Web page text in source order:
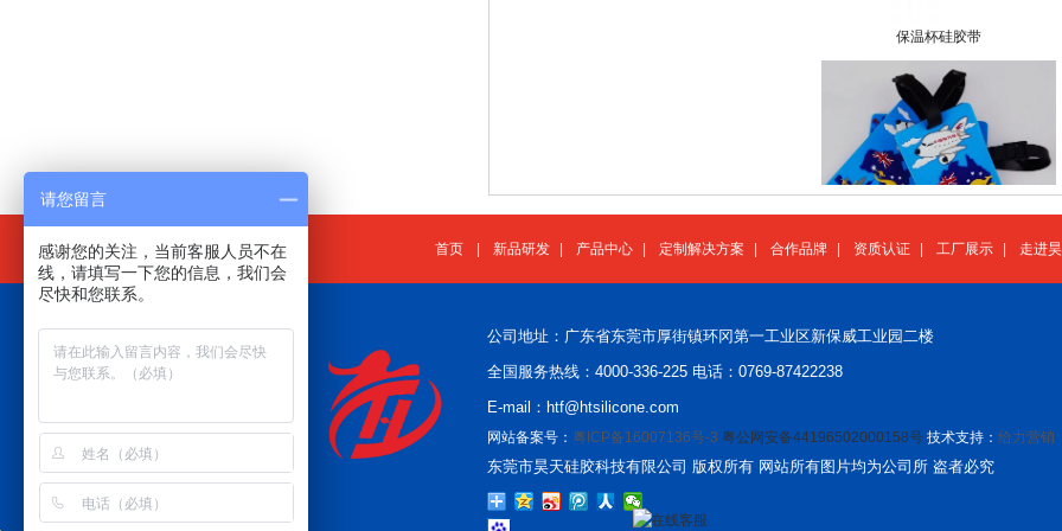
保温杯硅胶带
首页 新品研发 产品中心 定制解决方案 合作品牌 资质认证 工厂展示 走进
公司地址：广东省东莞市厚街镇环冈第一工业区新保威工业园二楼
全国服务热线：4000-336-225 电话：0769-87422238
E-mail：htf@htsilicone.com
网站备案号： 粤ICP备16007136号-3 粤公网安备44196502000158号 技术支持： 给力营销
东莞市昊天硅胶科技有限公司 版权所有 网站所有图片均为公司所 盗者必究
在线客服
请您留言
感谢您的关注，当前客服人员不在
线，请填写一下您的信息，我们会
尽快和您联系。